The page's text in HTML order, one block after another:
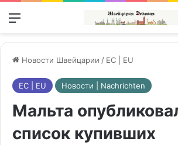
Меню
Новости Швейцарии / ЕС | EU
ЕС | EU Новости | Nachrichten
Мальта
список купивших